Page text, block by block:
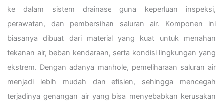
ke dalam sistem drainase guna keperluan inspeksi,
perawatan, dan pembersihan saluran air. Komponen ini
biasanya dibuat dari material yang kuat untuk menahan
tekanan air, beban kendaraan, serta kondisi lingkungan yang
ekstrem. Dengan adanya manhole, pemeliharaan saluran air
menjadi lebih mudah dan efisien, sehingga mencegah
terjadinya genangan air yang bisa menyebabkan kerusakan